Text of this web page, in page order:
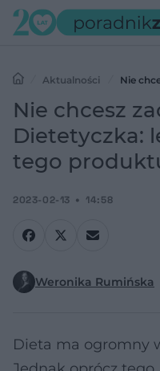
Aktualności
Nie
zrezygnuj z tego produktu
Nie chcesz
Dietetyczka:
tego
2023-02-13 14:58
Weronika Rumińska
Dieta ma ogromny